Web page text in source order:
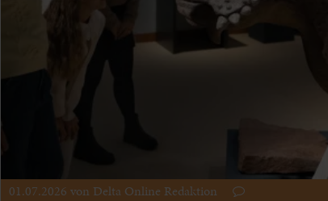
01.07.2026 von Delta Online Redaktion